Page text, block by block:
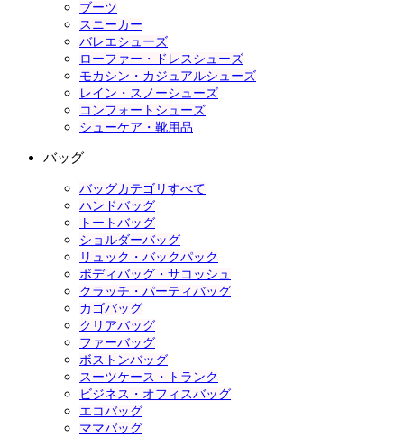
ブーツ
スニーカー
バレエシューズ
ローファー・ドレスシューズ
モカシン・カジュアルシューズ
レイン・スノーシューズ
コンフォートシューズ
シューケア・靴用品
バッグ
バッグカテゴリすべて
ハンドバッグ
トートバッグ
ショルダーバッグ
リュック・バックパック
ボディバッグ・サコッシュ
クラッチ・パーティバッグ
カゴバッグ
クリアバッグ
ファーバッグ
ボストンバッグ
スーツケース・トランク
ビジネス・オフィスバッグ
エコバッグ
ママバッグ